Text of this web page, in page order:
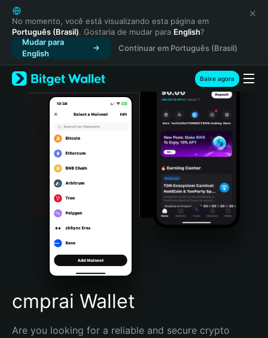
English
日本語
Tiếng Việt
Русский
Español (Latinoamérica)
Türkçe
Italiano
Português (Portugal)
Bahasa Indonesia
Português (Brasil)
Español (Argentina)
No momento, você está visualizando esta página em
Português (Brasil). Gostaria de mudar para English?
Mudar para
English
Continuar em Português (Brasil)
Baixe agora
cmprai Wallet
Are you looking for a reliable and secure crypto